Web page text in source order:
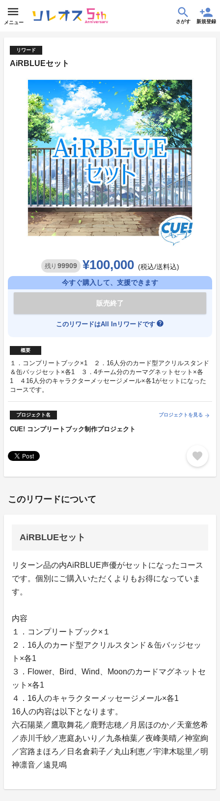
メニュー さがす 新規登録
リワード
AiRBLUEセット
残り 99909 ¥100,000 (税込/送料込)
今すぐ購入して、支援できます
販売終了
このリワードはAll Inリワードです help
概要
１．コンプリートブック×1 ２．16人分のカード型アクリルスタンド
＆缶バッジセット×各1 ３．4チーム分のカーマグネットセット×各
1 ４16人分のキャラクターメッセージメール×各1がセットになった
コースです。
プロジェクト名 プロジェクトを見る arrow_forward
CUE! コンプリートブック制作プロジェクト
favorite
このリワードについて
AiRBLUEセット
リターン品の内AiRBLUE声優がセットになったコース
です。個別にご購入いただくよりもお得になっていま
す。
内容
１．コンプリートブック×１
２．16人のカード型アクリルスタンド＆缶バッジセッ
ト×各1
３．Flower、Bird、Wind、Moonのカードマグネットセ
ット×各1
４．16人のキャラクターメッセージメール×各1
16人の内容は以下となります。
六石陽菜／鷹取舞花／鹿野志穂／月居ほのか／天童悠希
／赤川千紗／恵庭あいり／九条柚葉／夜峰美晴／神室絢
／宮路まほろ／日名倉莉子／丸山利恵／宇津木聡里／明
神凛音／遠見鳴